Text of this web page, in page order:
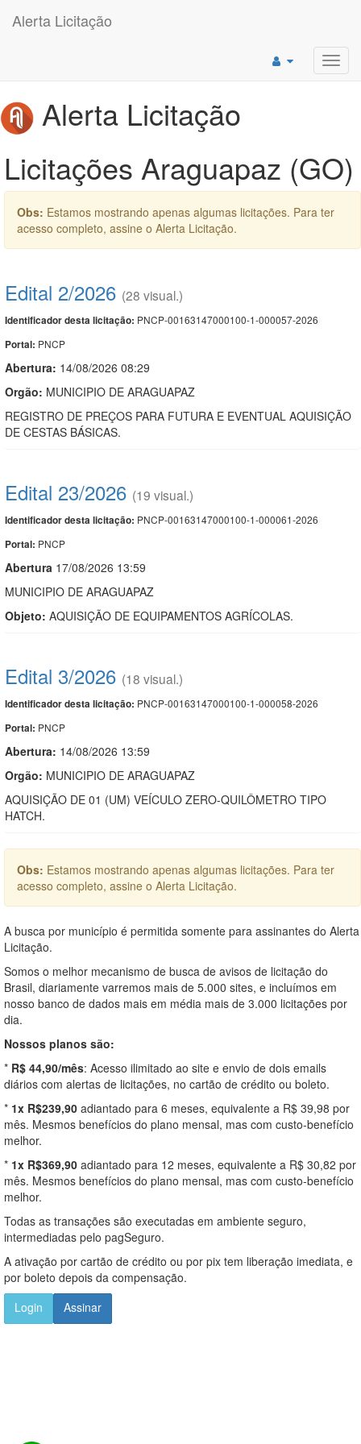
Alerta Licitação
Alerta Licitação
Licitações Araguapaz (GO)
Obs: Estamos mostrando apenas algumas licitações. Para ter
acesso completo, assine o Alerta Licitação.
Edital 2/2026 (28 visual.)
Identificador desta licitação: PNCP-00163147000100-1-000057-2026
Portal: PNCP
Abertura: 14/08/2026 08:29
Orgão: MUNICIPIO DE ARAGUAPAZ
REGISTRO DE PREÇOS PARA FUTURA E EVENTUAL AQUISIÇÃO
DE CESTAS BÁSICAS.
Edital 23/2026 (19 visual.)
Identificador desta licitação: PNCP-00163147000100-1-000061-2026
Portal: PNCP
Abertura 17/08/2026 13:59
MUNICIPIO DE ARAGUAPAZ
Objeto: AQUISIÇÃO DE EQUIPAMENTOS AGRÍCOLAS.
Edital 3/2026 (18 visual.)
Identificador desta licitação: PNCP-00163147000100-1-000058-2026
Portal: PNCP
Abertura: 14/08/2026 13:59
Orgão: MUNICIPIO DE ARAGUAPAZ
AQUISIÇÃO DE 01 (UM) VEÍCULO ZERO-QUILÔMETRO TIPO
HATCH.
Obs: Estamos mostrando apenas algumas licitações. Para ter
acesso completo, assine o Alerta Licitação.
A busca por município é permitida somente para assinantes do Alerta
Licitação.
Somos o melhor mecanismo de busca de avisos de licitação do
Brasil, diariamente varremos mais de 5.000 sites, e incluímos em
nosso banco de dados mais em média mais de 3.000 licitações por
dia.
Nossos planos são:
* R$ 44,90/mês: Acesso ilimitado ao site e envio de dois emails
diários com alertas de licitações, no cartão de crédito ou boleto.
* 1x R$239,90 adiantado para 6 meses, equivalente a R$ 39,98 por
mês. Mesmos benefícios do plano mensal, mas com custo-benefício
melhor.
* 1x R$369,90 adiantado para 12 meses, equivalente a R$ 30,82 por
mês. Mesmos benefícios do plano mensal, mas com custo-benefício
melhor.
Todas as transações são executadas em ambiente seguro,
intermediadas pelo pagSeguro.
A ativação por cartão de crédito ou por pix tem liberação imediata, e
por boleto depois da compensação.
Login
Assinar